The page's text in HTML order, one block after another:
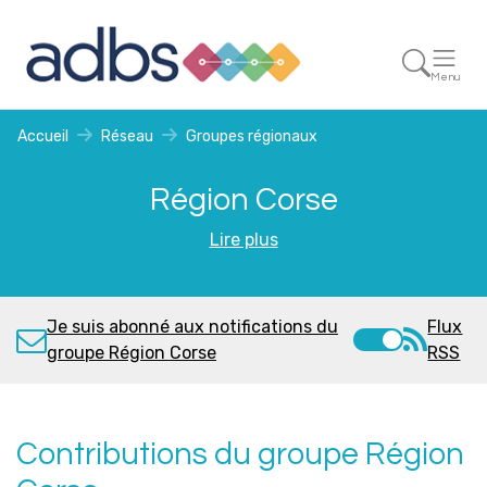
Menu
Accueil Réseau Groupes régionaux
Région Corse
Lire plus
Je suis abonné aux notifications du
groupe Région Corse
Flux
RSS
Contributions du groupe Région